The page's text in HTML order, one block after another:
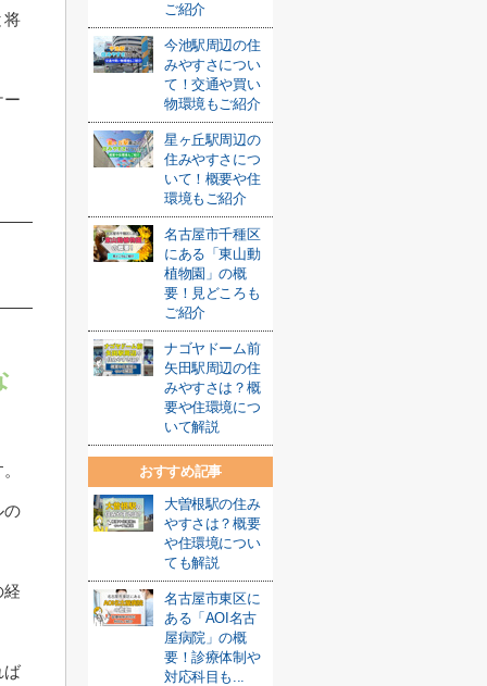
将
ー
の
経
ば
ご紹介
今池駅周辺の住
みやすさについ
て！交通や買い
物環境もご紹介
星ヶ丘駅周辺の
住みやすさにつ
いて！概要や住
環境もご紹介
名古屋市千種区
にある「東山動
植物園」の概
要！見どころも
ご紹介
ナゴヤドーム前
矢田駅周辺の住
みやすさは？概
要や住環境につ
いて解説
おすすめ記事
大曽根駅の住み
やすさは？概要
や住環境につい
ても解説
名古屋市東区に
ある「AOI名古
屋病院」の概
要！診療体制や
対応科目も...